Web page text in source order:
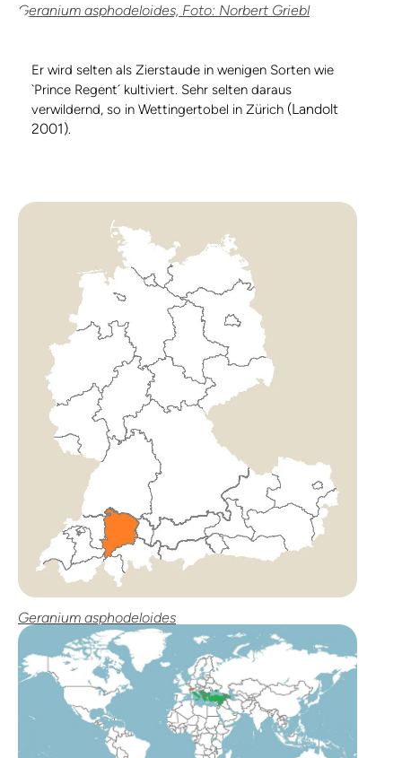
Geranium asphodeloides, Foto: Norbert Griebl
Er wird selten als Zierstaude in wenigen Sorten wie
`Prince Regent´ kultiviert. Sehr selten daraus
verwildernd, so in Wettingertobel in Zürich (Landolt
2001)
Geranium asphodeloides